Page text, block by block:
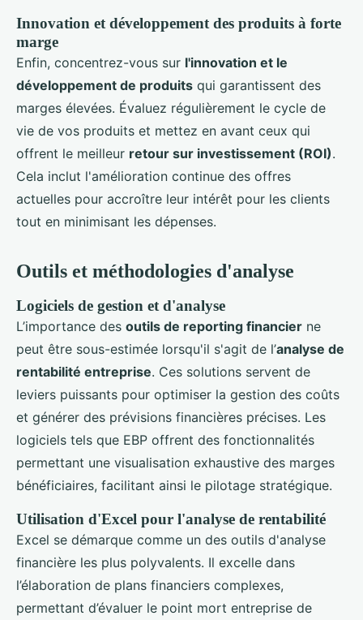
Innovation et développement des produits à forte
marge
Enfin, concentrez-vous sur l'innovation et le
développement de produits qui garantissent des
marges élevées. Évaluez régulièrement le cycle de
vie de vos produits et mettez en avant ceux qui
offrent le meilleur retour sur investissement (ROI).
Cela inclut l'amélioration continue des offres
actuelles pour accroître leur intérêt pour les clients
tout en minimisant les dépenses.
Outils et méthodologies d'analyse
Logiciels de gestion et d'analyse
L’importance des outils de reporting financier ne
peut être sous-estimée lorsqu'il s'agit de l’analyse de
rentabilité entreprise. Ces solutions servent de
leviers puissants pour optimiser la gestion des coûts
et générer des prévisions financières précises. Les
logiciels tels que EBP offrent des fonctionnalités
permettant une visualisation exhaustive des marges
bénéficiaires, facilitant ainsi le pilotage stratégique.
Utilisation d'Excel pour l'analyse de rentabilité
Excel se démarque comme un des outils d'analyse
financière les plus polyvalents. Il excelle dans
l’élaboration de plans financiers complexes,
permettant d’évaluer le point mort entreprise de